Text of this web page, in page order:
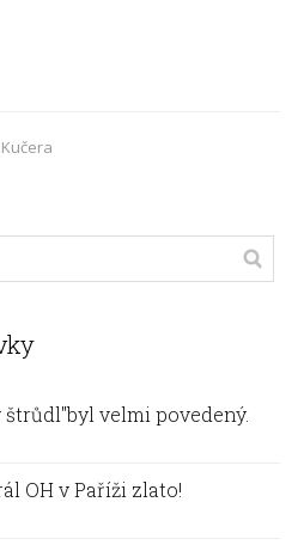
velmi povedený.
OH v Paříži zlato!